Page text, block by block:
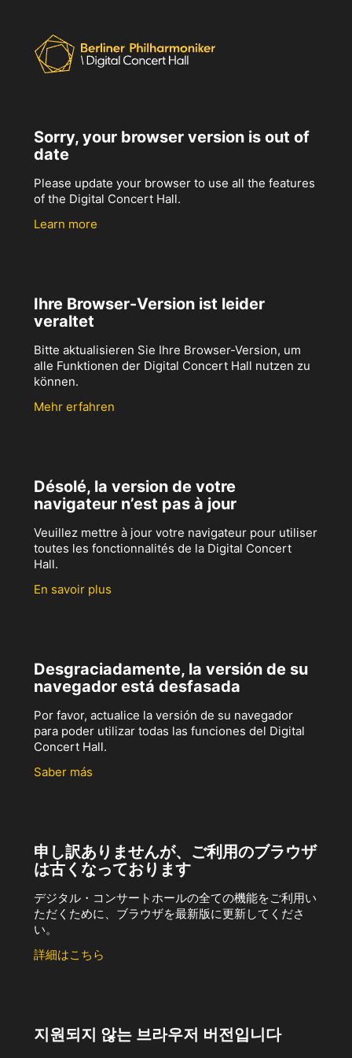
Sorry, your browser version is out of
date
Please update your browser to use all the features
of the Digital Concert Hall.
Learn more
Ihre Browser-Version ist leider
veraltet
Bitte aktualisieren Sie Ihre Browser-Version, um
alle Funktionen der Digital Concert Hall nutzen zu
können.
Mehr erfahren
Désolé, la version de votre
navigateur n’est pas à jour
Veuillez mettre à jour votre navigateur pour utiliser
toutes les fonctionnalités de la Digital Concert
Hall.
En savoir plus
Desgraciadamente, la versión de su
navegador está desfasada
Por favor, actualice la versión de su navegador
para poder utilizar todas las funciones del Digital
Concert Hall.
Saber más
申し訳ありませんが、ご利用のブラウザ
は古くなっております
デジタル・コンサートホールの全ての機能をご利用い
ただくために、ブラウザを最新版に更新してくださ
い。
詳細はこちら
지원되지 않는 브라우저 버전입니다